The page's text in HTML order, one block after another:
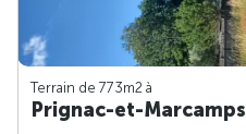
Terrain de 773m2 à
Prignac-et-Marcamps